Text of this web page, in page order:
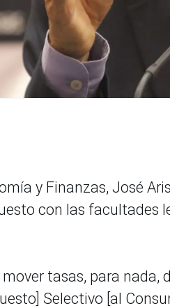
y Finanzas, José
con las facultades
tasas, para
Selectivo [al